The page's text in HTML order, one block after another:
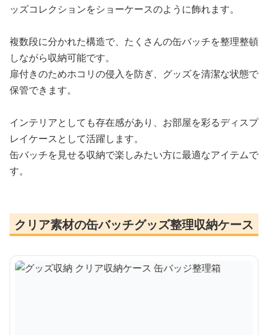
ッズコレクションをショーケースのように飾れます。
複数段に分かれた構造で、たくさんの缶バッチを整理整頓
しながら収納可能です。
扉付きのためホコリの侵入を防ぎ、グッズを清潔な状態で
保管できます。
インテリアとしても存在感があり、お部屋を彩るディスプ
レイケースとして活躍します。
缶バッチを見せる収納で楽しみたい方に最適なアイテムで
す。
クリア素材の缶バッチグッズ整理収納ケース